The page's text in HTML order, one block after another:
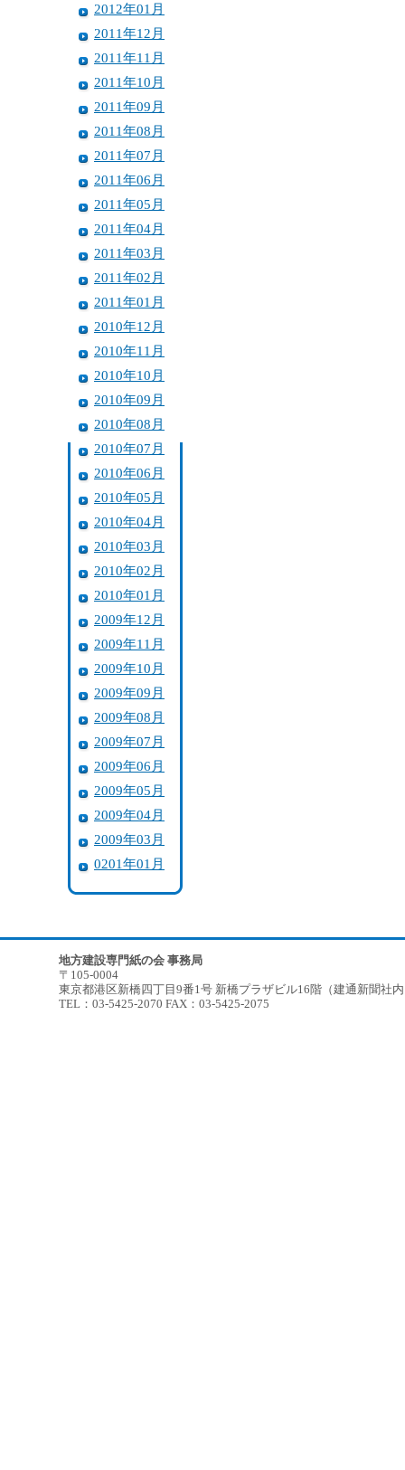
2012年01月
2011年12月
2011年11月
2011年10月
2011年09月
2011年08月
2011年07月
2011年06月
2011年05月
2011年04月
2011年03月
2011年02月
2011年01月
2010年12月
2010年11月
2010年10月
2010年09月
2010年08月
2010年07月
2010年06月
2010年05月
2010年04月
2010年03月
2010年02月
2010年01月
2009年12月
2009年11月
2009年10月
2009年09月
2009年08月
2009年07月
2009年06月
2009年05月
2009年04月
2009年03月
0201年01月
地方建設専門紙の会 事務局
〒105-0004
東京都港区新橋四丁目9番1号 新橋プラザビル16階（建通新聞社
TEL：03-5425-2070 FAX：03-5425-2075